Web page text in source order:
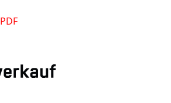
PDF